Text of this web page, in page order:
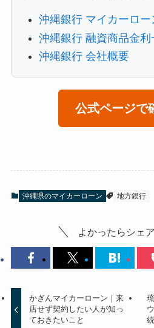
沖縄銀行 マイカーロー
沖縄銀行 融資商品金利
沖縄銀行 会社概要
公式ページで
沖縄県のマイカーローン 地方銀行
よかったらシェ
かぎんマイカーローン｜来
店せず契約したい人が知っ
ておきたいこと